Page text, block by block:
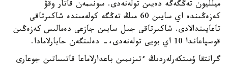
ميلليون تەڭگەگە دەيىن تولەنەدى. سونىمەن قاتار وقۋ
كەزەڭىندە اي سايىن 60 مىڭ تەڭگە كولەمىندە شاكىرتاقى
تاعايىندالادى. شاكىرتاقى جىل سايىن جازعى دەمالىس كەزەڭىن
قوسپاعاندا 10 اي بويى تولەنەدى،- دەلىنگەن حابارلامادا.
گرانتقا ۇمىتكەرلەردىڭ ءتىزىمىن باعدارلاماعا قاتىساتىن جوعارى